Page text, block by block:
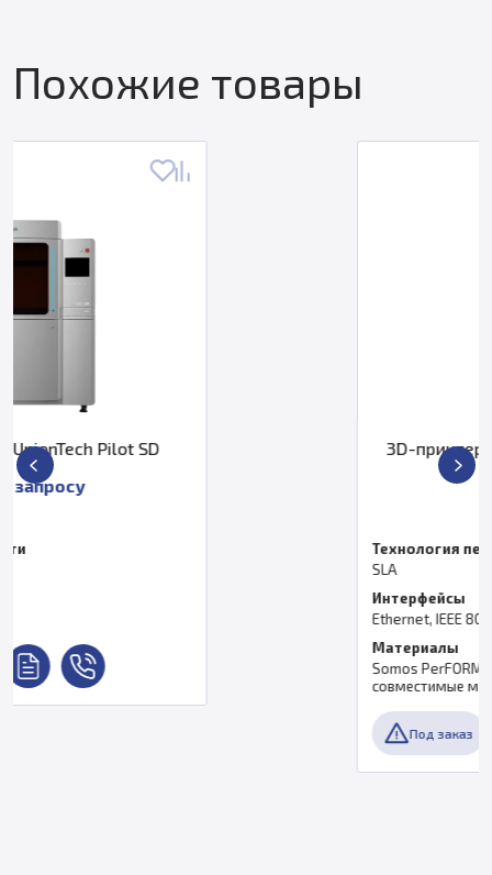
Похожие товары
3D-принтер UnionTech Lite 600
Ethernet, IEEE 802.3 using TCP/IP and NFS
Somos PerFORM, UTR9100 и другие
совместимые материалы